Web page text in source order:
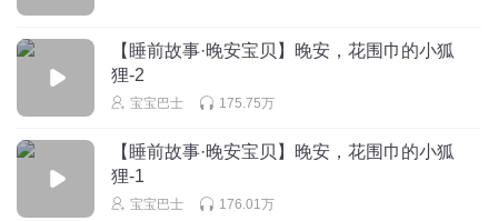
【睡前故事·晚安宝贝】晚安，花围巾的小狐
狸-2
宝宝巴士 175.75万
【睡前故事·晚安宝贝】晚安，花围巾的小狐
狸-1
宝宝巴士 176.01万